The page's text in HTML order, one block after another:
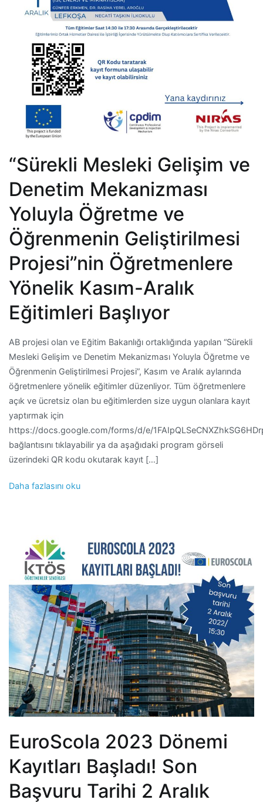
“Sürekli Mesleki Gelişim ve
Denetim Mekanizması
Yoluyla Öğretme ve
Öğrenmenin Geliştirilmesi
Projesi”nin Öğretmenlere
Yönelik Kasım-Aralık
Eğitimleri Başlıyor
AB projesi olan ve Eğitim Bakanlığı ortaklığında yapılan “Sürekli
Mesleki Gelişim ve Denetim Mekanizması Yoluyla Öğretme ve
Öğrenmenin Geliştirilmesi Projesi”, Kasım ve Aralık aylarında
öğretmenlere yönelik eğitimler düzenliyor. Tüm öğretmenlere
açık ve ücretsiz olan bu eğitimlerden size uygun olanlara kayıt
yaptırmak için
https://docs.google.com/forms/d/e/
bağlantısını tıklayabilir ya da aşağıdaki program görseli
üzerindeki QR kodu okutarak kayıt […]
Daha fazlasını oku
EuroScola 2023 Dönemi
Kayıtları Başladı! Son
Başvuru Tarihi 2 Aralık